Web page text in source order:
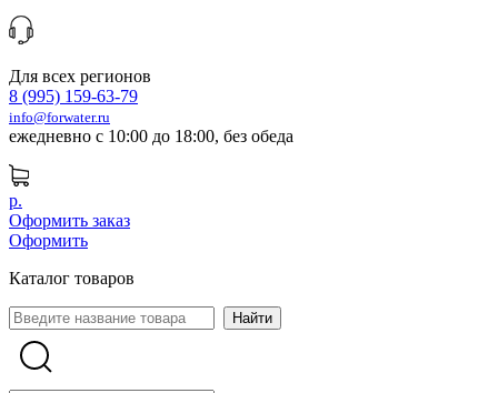
Для всех регионов
8 (995) 159-63-79
info@forwater.ru
ежедневно с 10:00 до 18:00, без обеда
р.
Оформить заказ
Оформить
Каталог товаров